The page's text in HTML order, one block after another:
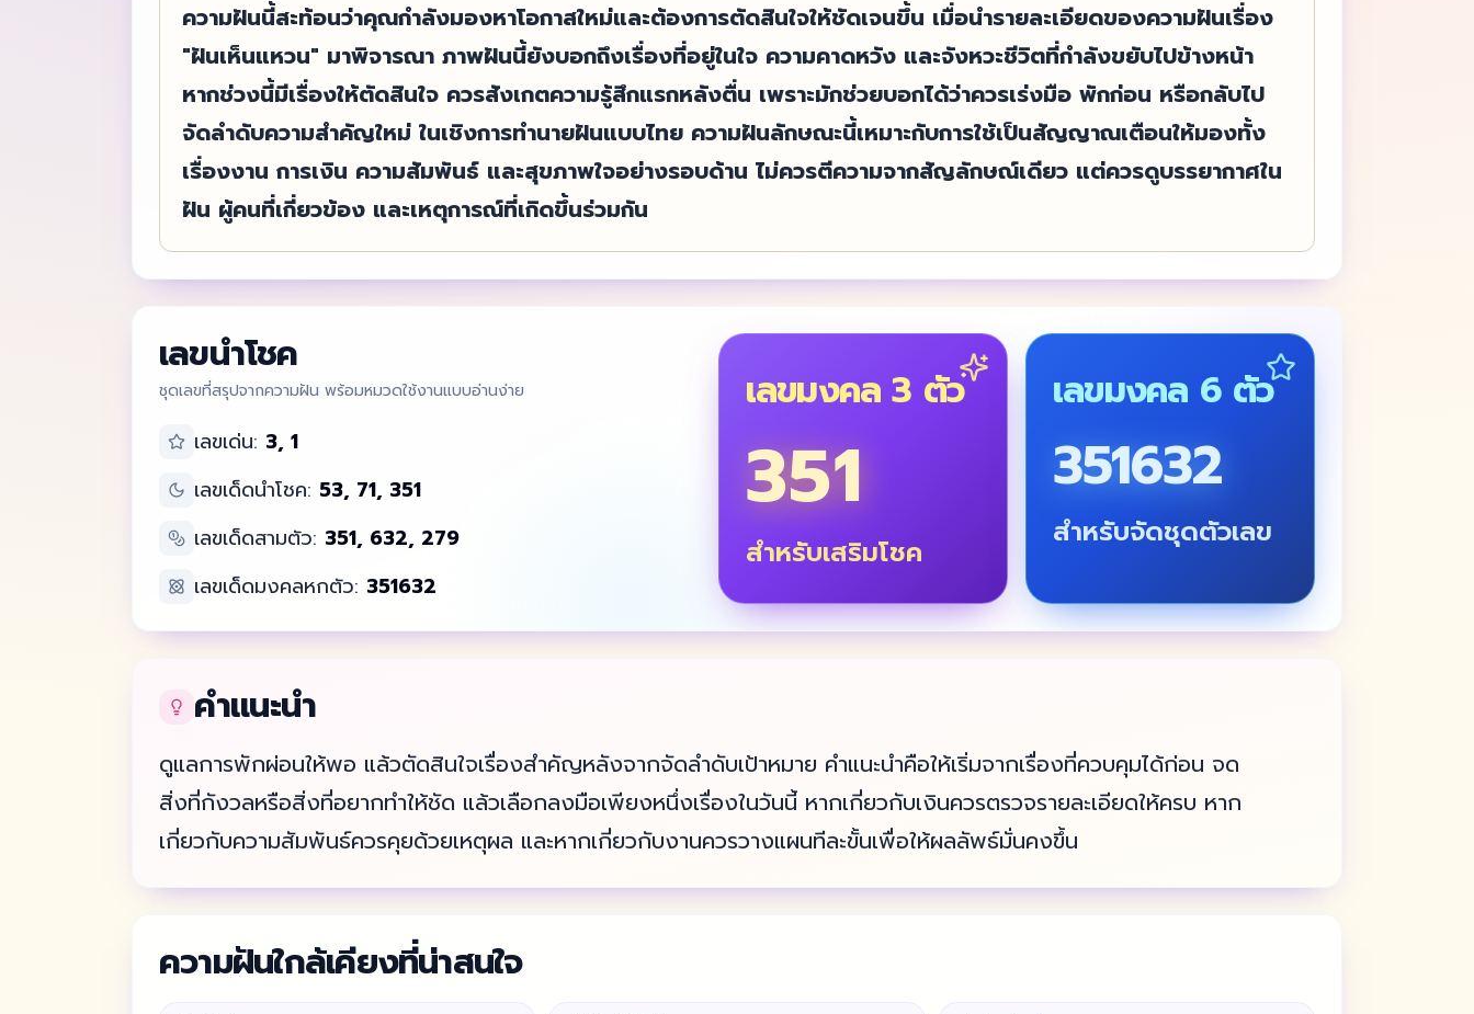
ความฝันนี้สะท้อนว่าคุณกำลังมองหาโอกาสใหม่และต้องการตัดสินใจให้ชัดเจนขึ้น เมื่อนำรายละเอียดของความฝันเรื่อง
"ฝันเห็นแหวน" มาพิจารณา ภาพฝันนี้ยังบอกถึงเรื่องที่อยู่ในใจ ความคาดหวัง และจังหวะชีวิตที่กำลังขยับไปข้างหน้า
หากช่วงนี้มีเรื่องให้ตัดสินใจ ควรสังเกตความรู้สึกแรกหลังตื่น เพราะมักช่วยบอกได้ว่าควรเร่งมือ พักก่อน หรือกลับไป
จัดลำดับความสำคัญใหม่ ในเชิงการทำนายฝันแบบไทย ความฝันลักษณะนี้เหมาะกับการใช้เป็นสัญญาณเตือนให้มองทั้ง
เรื่องงาน การเงิน ความสัมพันธ์ และสุขภาพใจอย่างรอบด้าน ไม่ควรตีความจากสัญลักษณ์เดียว แต่ควรดูบรรยากาศใน
ฝัน ผู้คนที่เกี่ยวข้อง และเหตุการณ์ที่เกิดขึ้นร่วมกัน
เลขนำโชค
ชุดเลขที่สรุปจากความฝัน พร้อมหมวดใช้งานแบบอ่านง่าย
เลขเด่น: 3, 1
เลขเด็ดนำโชค: 53, 71, 351
เลขเด็ดสามตัว: 351, 632, 279
เลขเด็ดมงคลหกตัว: 351632
เลขมงคล 3 ตัว
351
สำหรับเสริมโชค
เลขมงคล 6 ตัว
351632
สำหรับจัดชุดตัวเลข
คำแนะนำ
ดูแลการพักผ่อนให้พอ แล้วตัดสินใจเรื่องสำคัญหลังจากจัดลำดับเป้าหมาย คำแนะนำคือให้เริ่มจากเรื่องที่ควบคุมได้ก่อน จด
สิ่งที่กังวลหรือสิ่งที่อยากทำให้ชัด แล้วเลือกลงมือเพียงหนึ่งเรื่องในวันนี้ หากเกี่ยวกับเงินควรตรวจรายละเอียดให้ครบ หาก
เกี่ยวกับความสัมพันธ์ควรคุยด้วยเหตุผล และหากเกี่ยวกับงานควรวางแผนทีละขั้นเพื่อให้ผลลัพธ์มั่นคงขึ้น
ความฝันใกล้เคียงที่น่าสนใจ